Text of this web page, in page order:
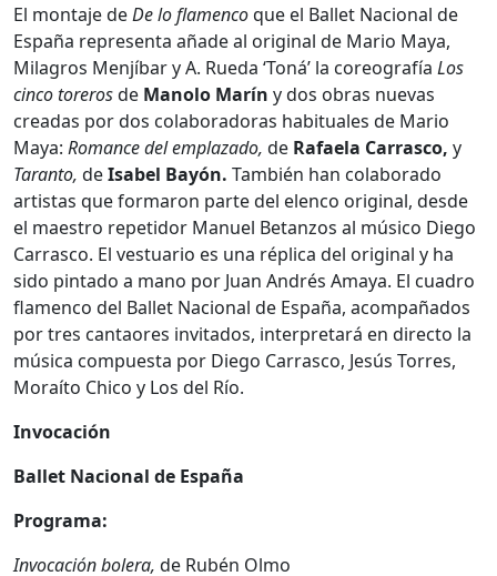
El montaje deDe lo flamencoque el Ballet Nacional de
España representa añade al original de Mario Maya,
Milagros Menjíbar y A. Rueda ‘Toná’ la coreografía Los
cinco torerosde Manolo Marín y dos obras nuevas
creadas por dos colaboradoras habituales de Mario
Maya: Romance del emplazado, de Rafaela Carrasco, y
Taranto, deIsabel Bayón. También han colaborado
artistas que formaron parte del elenco original, desde
el maestro repetidor Manuel Betanzos al músico Diego
Carrasco. El vestuario es una réplica del original y ha
sido pintado a mano por Juan Andrés Amaya. El cuadro
flamenco del Ballet Nacional de España, acompañados
por tres cantaores invitados, interpretará en directo la
música compuesta por Diego Carrasco, Jesús Torres,
Moraíto Chico y Los del Río.
Invocación
Ballet Nacional de España
Programa:
Invocación bolera, de Rubén Olmo